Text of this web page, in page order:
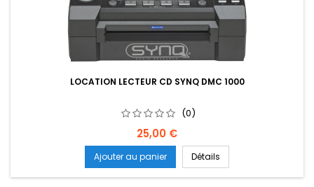
LOCATION LECTEUR CD SYNQ DMC 1000
(0)
Prix
25,00 €
Ajouter au panier Détails